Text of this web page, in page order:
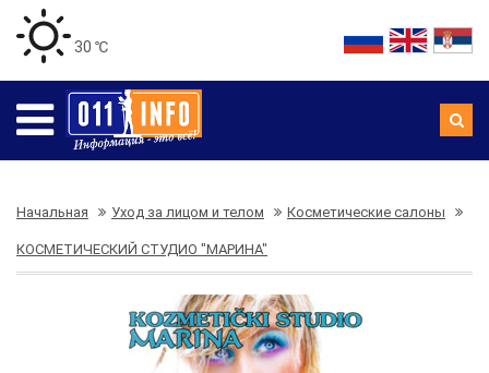
30 ℃
Начальная Уход за лицом и телом Косметические салоны
КОСМЕТИЧЕСКИЙ СТУДИО "МАРИНА"